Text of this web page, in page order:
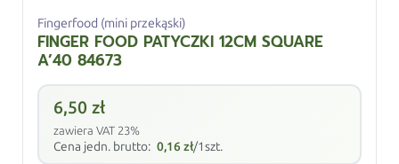
Fingerfood (mini przekąski)
FINGER FOOD PATYCZKI 12CM SQUARE
A’40 84673
6,50zł
zawiera VAT 23%
Cena jedn. brutto: 0,16zł/1szt.